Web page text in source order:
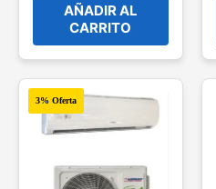
AÑADIR AL
CARRITO
3% Oferta